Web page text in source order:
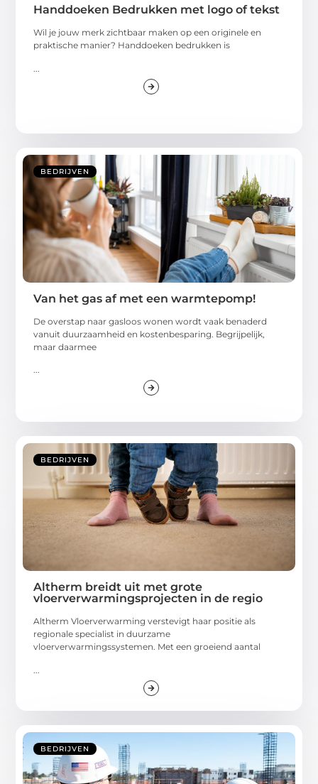
Handdoeken Bedrukken met logo of tekst
Wil je jouw merk zichtbaar maken op een originele en
praktische manier? Handdoeken bedrukken is
BEDRIJVEN
Van het gas af met een warmtepomp!
De overstap naar gasloos wonen wordt vaak benaderd
vanuit duurzaamheid en kostenbesparing. Begrijpelijk,
maar daarmee
...
BEDRIJVEN
Altherm breidt uit met grote
vloerverwarmingsprojecten in de regio
Altherm Vloerverwarming verstevigt haar positie als
regionale specialist in duurzame
vloerverwarmingssystemen. Met een groeiend aantal
BEDRIJVEN